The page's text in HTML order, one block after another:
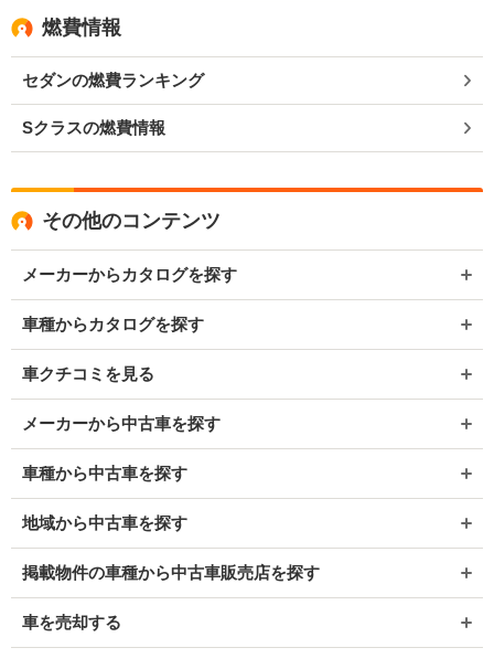
燃費情報
セダンの燃費ランキング
Sクラスの燃費情報
その他のコンテンツ
メーカーからカタログを探す
車種からカタログを探す
車クチコミを見る
メーカーから中古車を探す
車種から中古車を探す
地域から中古車を探す
掲載物件の車種から中古車販売店を探す
車を売却する